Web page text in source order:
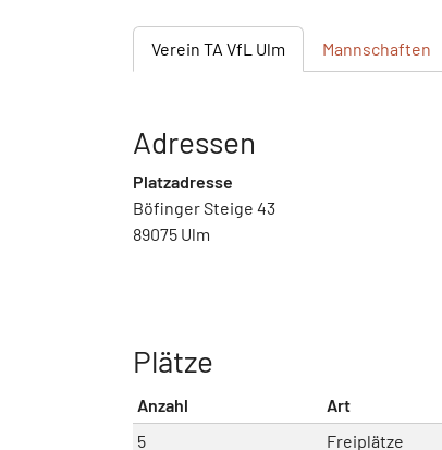
Verein TA VfL Ulm Mannschaften
Adressen
Platzadresse
Böfinger Steige 43
89075 Ulm
Plätze
Anzahl Art
5
Freiplätze